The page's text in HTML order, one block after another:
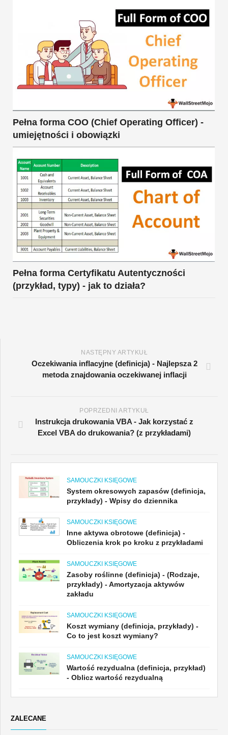
Pełna forma COO (Chief Operating Officer) -
umiejętności i obowiązki
Pełna forma Certyfikatu Autentyczności
(przykład, typy) - jak to działa?
NASTĘPNY ARTYKUŁ
Oczekiwania inflacyjne (definicja) - Najlepsza 2
metoda znajdowania oczekiwanej inflacji
POPRZEDNI ARTYKUŁ
Instrukcja drukowania VBA - Jak korzystać z
Excel VBA do drukowania? (z przykładami)
SAMOUCZKI KSIĘGOWE
System okresowych zapasów (definicja,
przykłady) - Wpisy do dziennika
SAMOUCZKI KSIĘGOWE
Inne aktywa obrotowe (definicja) -
Obliczenia krok po kroku z przykładami
SAMOUCZKI KSIĘGOWE
Zasoby roślinne (definicja) - (Rodzaje,
przykłady) - Amortyzacja aktywów
zakładu
SAMOUCZKI KSIĘGOWE
Koszt wymiany (definicja, przykłady) -
Co to jest koszt wymiany?
SAMOUCZKI KSIĘGOWE
Wartość rezydualna (definicja, przykład)
- Oblicz wartość rezydualną
ZALECANE